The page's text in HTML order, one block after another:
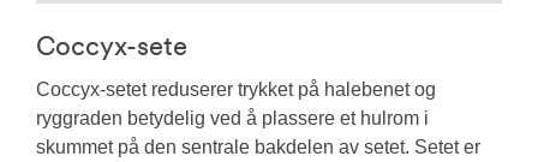
Coccyx-sete
Coccyx-setet reduserer trykket på halebenet og
ryggraden betydelig ved å plassere et hulrom i
skummet på den sentrale bakdelen av setet. Setet er